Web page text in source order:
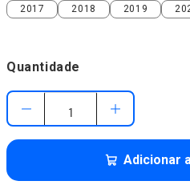
2017
2017 2018
2018 2019
2019
Quantidade
Adicionar